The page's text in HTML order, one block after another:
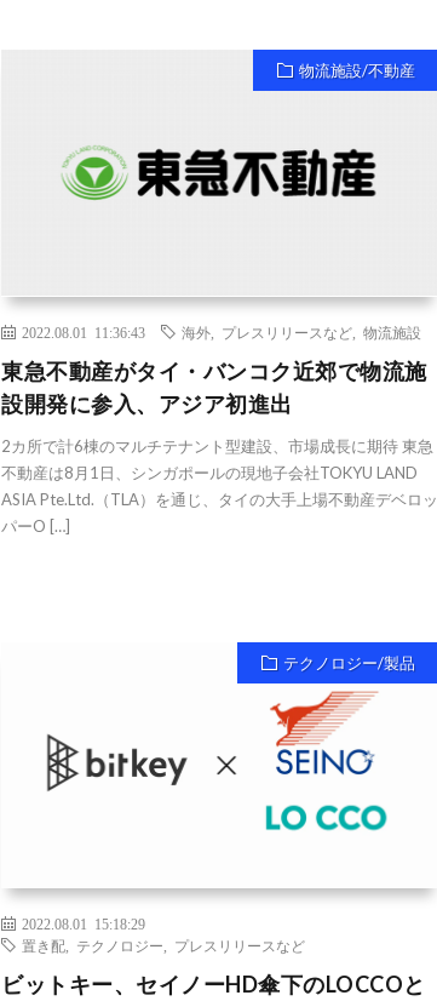
物流施設/不動産
2022.08.01 11:36:43 海外 プレスリリースなど ,物流施設
東急不動産がタイ・バンコク近郊で物流施
設開発に参入、アジア初進出
2カ所で計6棟のマルチテナント型建設、市場成長に期待 東急
不動産は8月1日、シンガポールの現地子会社TOKYU LAND
ASIA Pte.Ltd.（TLA）を通じ、タイの大手上場不動産デベロッ
パーO […]
テクノロジー/製品
2022.08.01 15:18:29
置き配
テクノロジー プレスリリースなど
ビットキー、セイノーHD傘下のLOCCOと